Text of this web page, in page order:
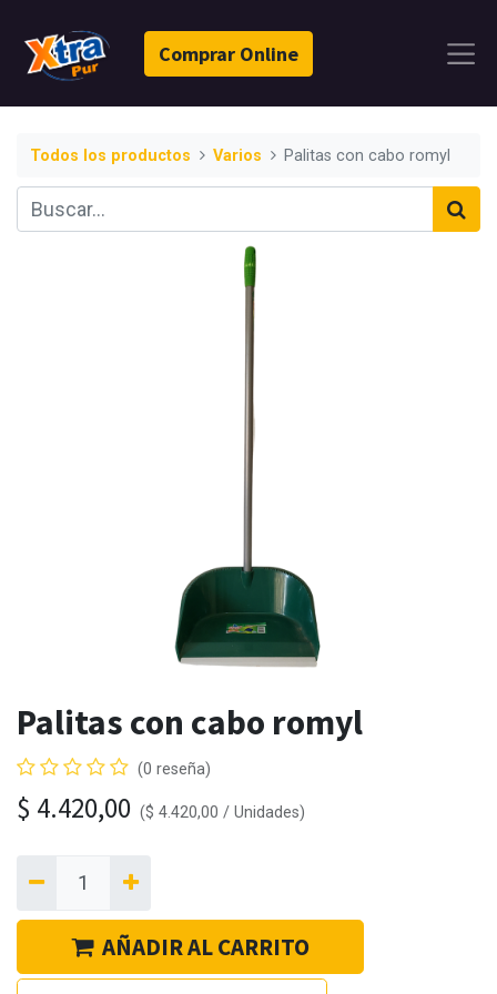
Comprar Online
Todos los productos Varios Palitas con cabo romyl
Palitas con cabo romyl
(0 reseña)
$ 4.420,00 ($ 4.420,00 / Unidades)
AÑADIR AL CARRITO